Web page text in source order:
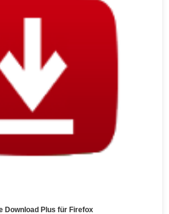
Download Plus für Firefox